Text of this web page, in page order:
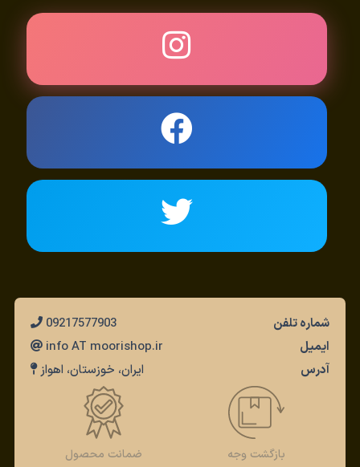
شماره تلفن
09217577903
ایمیل
info AT moorishop.ir
آدرس
ایران، خوزستان، اهواز
بازگشت وجه ضمانت محصول